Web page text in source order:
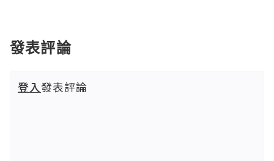
發表評論
登入發表評論